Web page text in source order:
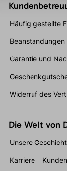
Häufig gestellte
Beanstandungen
Garantie und
Widerruf des
Die Welt von
Unsere
Karriere